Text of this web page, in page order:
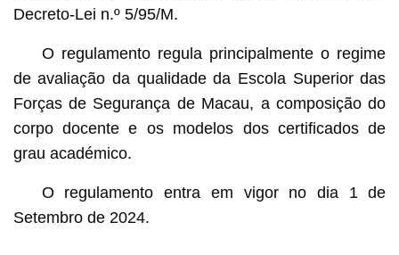
Decreto-Lei n.º 5/95/M.
O regulamento regula principalmente o regime
de avaliação da qualidade da Escola Superior das
Forças de Segurança de Macau, a composição do
corpo docente e os modelos dos certificados de
grau académico.
O regulamento entra em vigor no dia 1 de
Setembro de 2024.